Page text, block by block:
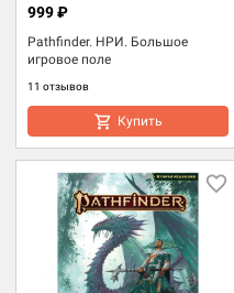
Pathfinder. НРИ. Большое
игровое поле
11 отзывов
999 ₽
Купить